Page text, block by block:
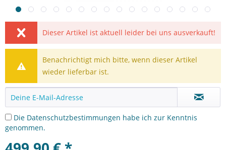
Dieser Artikel ist aktuell leider bei uns ausverkauft!
Benachrichtigt mich bitte, wenn dieser Artikel
wieder lieferbar ist.
Die Datenschutzbestimmungen habe ich zur Kenntnis
genommen.